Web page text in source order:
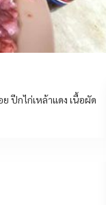
ปีกไก่เหล้าแดง เนื้อผัด